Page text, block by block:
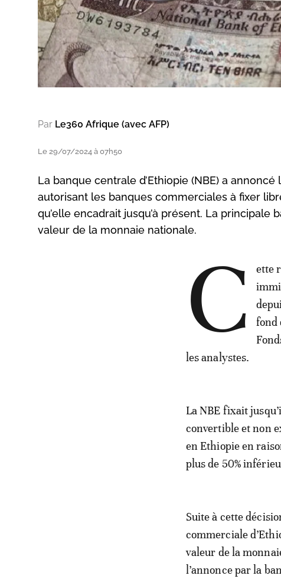
Par Le360 Afrique (avec AFP)
Le 29/07/2024 à 07h50
La banque centrale d’Ethiopie (NBE) a
autorisant les banques commerciales à fixer
qu’elle encadrait jusqu’à présent. La principale
valeur de la monnaie nationale.
C
ette
fond
les analystes.
La NBE fixait
convertible et non
en Ethiopie en
plus de 50%
Suite à cette
commerciale
valeur de la
l’annonce par la